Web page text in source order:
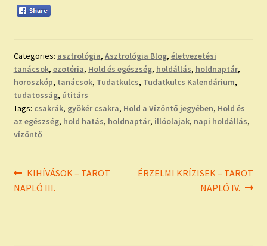
Categories: asztrológia, Asztrológia Blog, életvezetési
tanácsok, ezotéria, Hold és egészség, holdállás, holdnaptár,
horoszkóp, tanácsok, Tudatkulcs, Tudatkulcs Kalendárium,
tudatosság, útitárs
Tags: csakrák, gyökér csakra, Hold a Vízöntő jegyében, Hold és
az egészség, hold hatás, holdnaptár, illóolajak, napi holdállás,
vízöntő
Bejegyzés
navigáció
Previous
post:
KIHÍVÁSOK – TAROT
NAPLÓ III.
Next
ÉRZELMI KRÍZISEK – TAROT
NAPLÓ IV.